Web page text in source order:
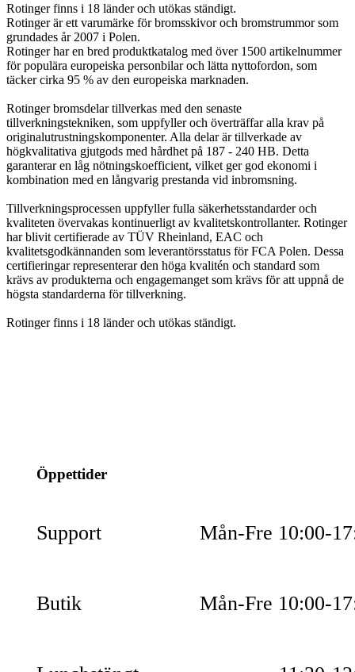
Rotinger finns i 18 länder och utökas ständigt.
Rotinger är ett varumärke för bromsskivor och bromstrummor som
grundades år 2007 i Polen.
Rotinger har en bred produktkatalog med över 1500 artikelnummer
för populära europeiska personbilar och lätta nyttofordon, som
täcker cirka 95 % av den europeiska marknaden.
Rotinger bromsdelar tillverkas med den senaste
tillverkningstekniken, som uppfyller och överträffar alla krav på
originalutrustningskomponenter. Alla delar är tillverkade av
högkvalitativa gjutgods med hårdhet på 187 - 240 HB. Detta
garanterar en låg nötningskoefficient, vilket ger god ekonomi i
kombination med en långvarig prestanda vid inbromsning.
Tillverkningsprocessen uppfyller fulla säkerhetsstandarder och
kvaliteten övervakas kontinuerligt av kvalitetskontrollanter. Rotinger
har blivit certifierade av TÜV Rheinland, EAC och
kvalitetsgodkännanden som leverantörsstatus för FCA Polen. Dessa
certifieringar representerar den höga kvalitén och standard som
krävs av produkterna och engagemanget som krävs för att uppnå de
högsta standarderna för tillverkning.
Rotinger finns i 18 länder och utökas ständigt.
Öppettider
Support Mån-Fre 10:00-
Butik Mån-Fre 10:00-